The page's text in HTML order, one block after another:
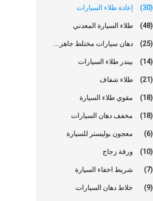
إعادة طلاء السيارات (30)
طلاء السيارة المعدني (48)
دهان سيارات مختلط جاهز... (25)
بيندر طلاء السيارات (14)
طلاء شفاف (21)
مقوي طلاء السيارة (18)
مخفف دهان السيارات (18)
معجون بوليستر للسيارة (6)
ورقة زجاج (10)
شريط اخفاء السيارة (7)
خلاط دهان السيارات (9)